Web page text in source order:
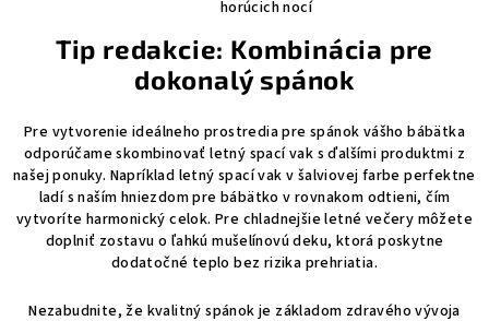
horúcich nocí
Tip redakcie: Kombinácia pre
dokonalý spánok
Pre vytvorenie ideálneho prostredia pre spánok vášho bábätka
odporúčame skombinovať letný spací vak s ďalšími produktmi z
našej ponuky. Napríklad letný spací vak v šalviovej farbe perfektne
ladí s naším hniezdom pre bábätko v rovnakom odtieni, čím
vytvoríte harmonický celok. Pre chladnejšie letné večery môžete
doplniť zostavu o ľahkú mušelínovú deku, ktorá poskytne
dodatočné teplo bez rizika prehriatia.
Nezabudnite, že kvalitný spánok je základom zdravého vývoja